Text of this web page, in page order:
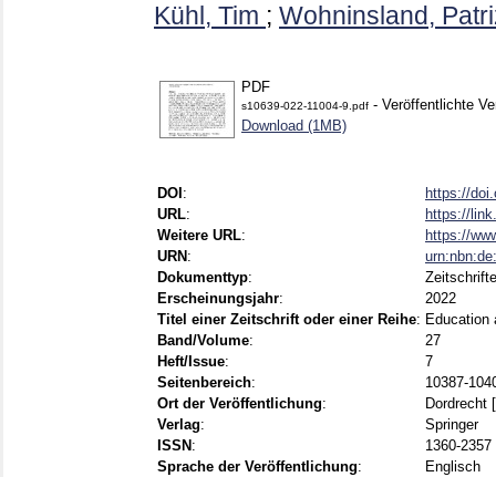
Kühl, Tim ; Wohninsland,
PDF
s10639-022-11004-9.pdf - Veröffentlichte
Download (1MB)
DOI :
https://
URL:
https://
Weitere URL:
https://
URN :
Dokumenttyp:
Erscheinungsjahr:
2022
Titel einer Zeitschrift oder einer Reihe: Education
Band/Volume:
27
Heft/Issue:
7
Seitenbereich:
10387-
Ort der Veröffentlichung:
Dordrecht
Verlag:
Springer
ISSN :
1360-
Sprache der Veröffentlichung:
Englisch